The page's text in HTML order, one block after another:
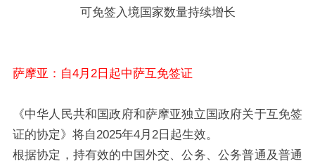
可免签入境国家数量持续增长
萨摩亚：自4月2日起中萨互免签证
《中华人民共和国政府和萨摩亚独立国政府关于互免签
证的协定》将自2025年4月2日起生效。
根据协定，持有效的中国外交、公务、公务普通及普通